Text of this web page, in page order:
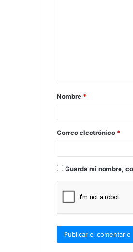
a
r
*
Nombre *
Correo electrónico *
Guarda mi nombre,